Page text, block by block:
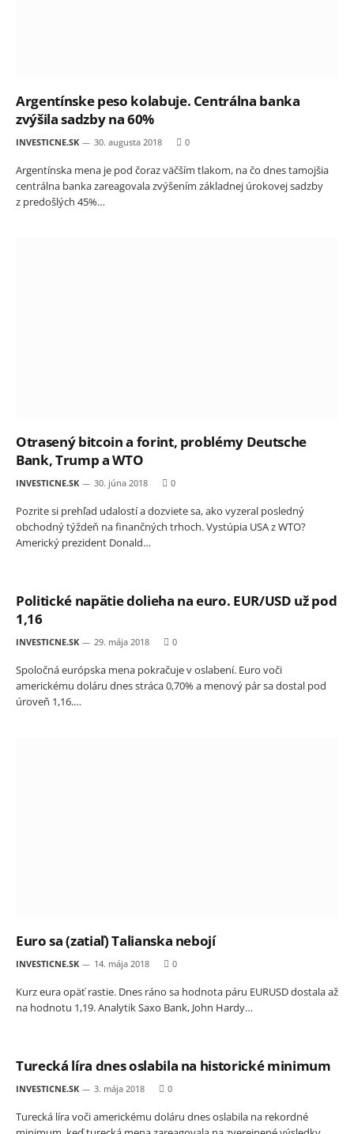
Argentínske peso kolabuje. Centrálna banka
zvýšila sadzby na 60%
INVESTICNE.SK 30. augusta 2018 0
Argentínska mena je pod čoraz väčším tlakom, na čo dnes tamojšia
centrálna banka zareagovala zvýšením základnej úrokovej sadzby
z predošlých 45%…
Otrasený bitcoin a forint, problémy Deutsche
Bank, Trump a WTO
INVESTICNE.SK 30. júna 2018 0
Pozrite si prehľad udalostí a dozviete sa, ako vyzeral posledný
obchodný týždeň na finančných trhoch. Vystúpia USA z WTO?
Americký prezident Donald…
Politické napätie dolieha na euro. EUR/USD už pod
1,16
INVESTICNE.SK 29. mája 2018 0
Spoločná európska mena pokračuje v oslabení. Euro voči
americkému doláru dnes stráca 0,70% a menový pár sa dostal pod
úroveň 1,16.…
Euro sa (zatiaľ) Talianska nebojí
INVESTICNE.SK 14. mája 2018 0
Kurz eura opäť rastie. Dnes ráno sa hodnota páru EURUSD dostala až
na hodnotu 1,19. Analytik Saxo Bank, John Hardy…
Turecká líra dnes oslabila na historické minimum
INVESTICNE.SK 3. mája 2018 0
Turecká líra voči americkému doláru dnes oslabila na rekordné